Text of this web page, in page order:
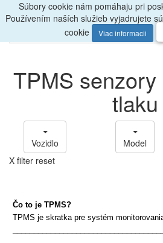
Radiporadíme, zavolajte
TPMS
tlaku
Vozidlo Model
X filter reset
Čo to je TPMS?
TPMS je skratka pre systém
Súbory cookie nám pomáhaju pri
Používením naších služieb vyjadrujete
cookie
Viac informacii